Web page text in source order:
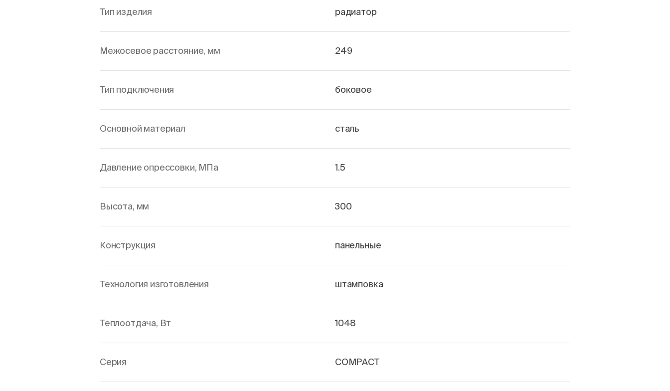
Тип изделия радиатор
Межосевое расстояние, мм 249
Тип подключения боковое
Основной материал сталь
Давление опрессовки, МПа 1.5
Высота, мм 300
Конструкция панельные
Технология изготовления штамповка
Теплоотдача, Вт 1048
Серия COMPACT